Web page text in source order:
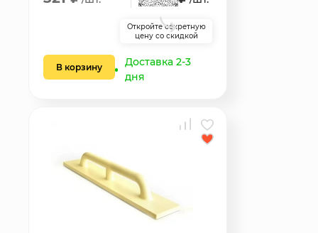
Откройте секретную
цену со скидкой
В корзину
Доставка 2-3
дня